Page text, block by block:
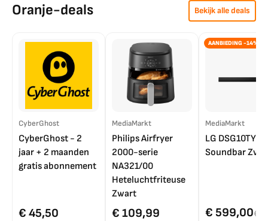
Oranje-deals Bekijk alle deals
CyberGhost
CyberGhost - 2
jaar + 2 maanden
gratis abonnement
€ 45,50
MediaMarkt
Philips Airfryer
2000-serie
NA321/00
Heteluchtfriteuse
Zwart
€ 109,99
AANBIEDING -14%
MediaMarkt
LG DSG10TY
Soundbar
€ 599,00€